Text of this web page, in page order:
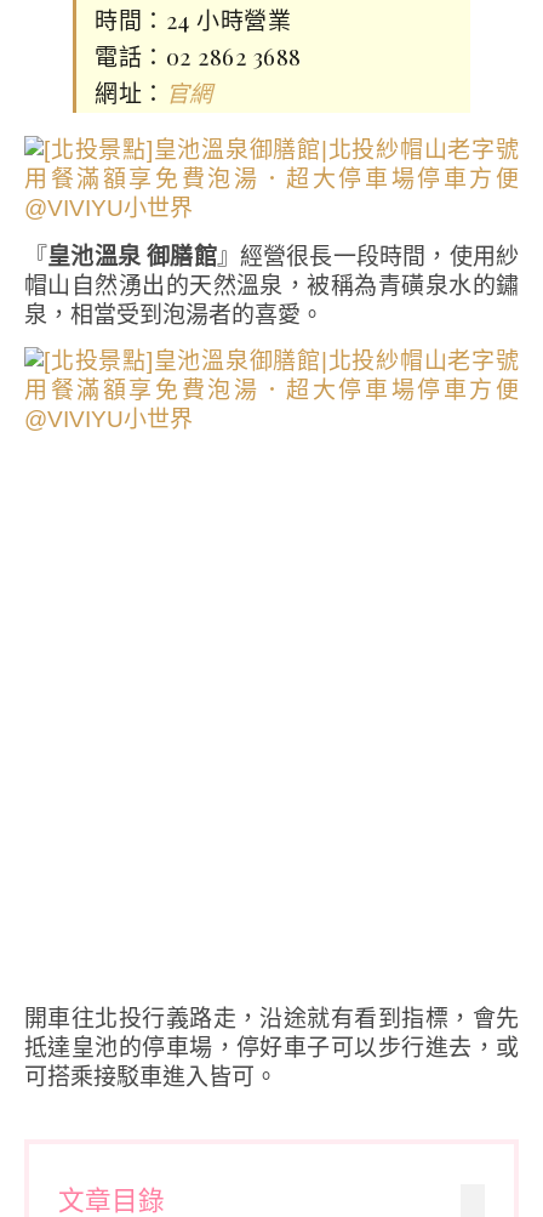
時間：24 小時營業
電話：02 2862 3688
網址：
官網
『皇池溫泉 御膳館』經營很長一段時間，使用紗
帽山自然湧出的天然溫泉，被稱為青磺泉水的鏽
泉，相當受到泡湯者的喜愛。
開車往北投行義路走，沿途就有看到指標，會先
抵達皇池的停車場，停好車子可以步行進去，或
可搭乘接駁車進入皆可。
文章目錄